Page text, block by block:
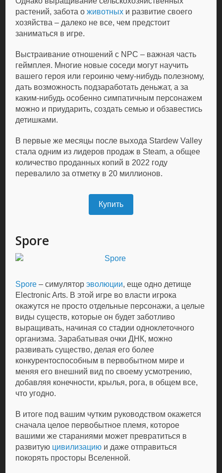
растений, забота оживотных и развитие своего
хозяйства – далеко не все, чем предстоит
заниматься в игре.
Выстраивание отношений с NPC – важная часть
геймплея. Многие новые соседи могут научить
вашего героя или героиню чему-нибудь полезному,
дать возможность подзаработать деньжат, а за
каким-нибудь особенно симпатичным персонажем
можно и приударить, создать семью и обзавестись
детишками.
В первые же месяцы после выхода Stardew Valley
стала одним из лидеров продаж в Steam, а общее
количество проданных копий в 2022 году
перевалило за отметку в 20 миллионов.
Купить
Spore
Spore – симуляторэволюции, еще одно детище
Electronic Arts. В этой игре во власти игрока
окажутся не просто отдельные персонажи, а целые
виды существ, которые он будет заботливо
выращивать, начиная со стадии одноклеточного
организма. Зарабатывая очки ДНК, можно
развивать существо, делая его более
конкурентоспособным в первобытном мире и
меняя его внешний вид по своему усмотрению,
добавляя конечности, крылья, рога, в общем все,
что угодно.
В итоге под вашим чутким руководством окажется
сначала целое первобытное племя, которое
вашими же стараниями может превратиться в
развитую цивилизацию и даже отправиться
покорять просторы Вселенной.